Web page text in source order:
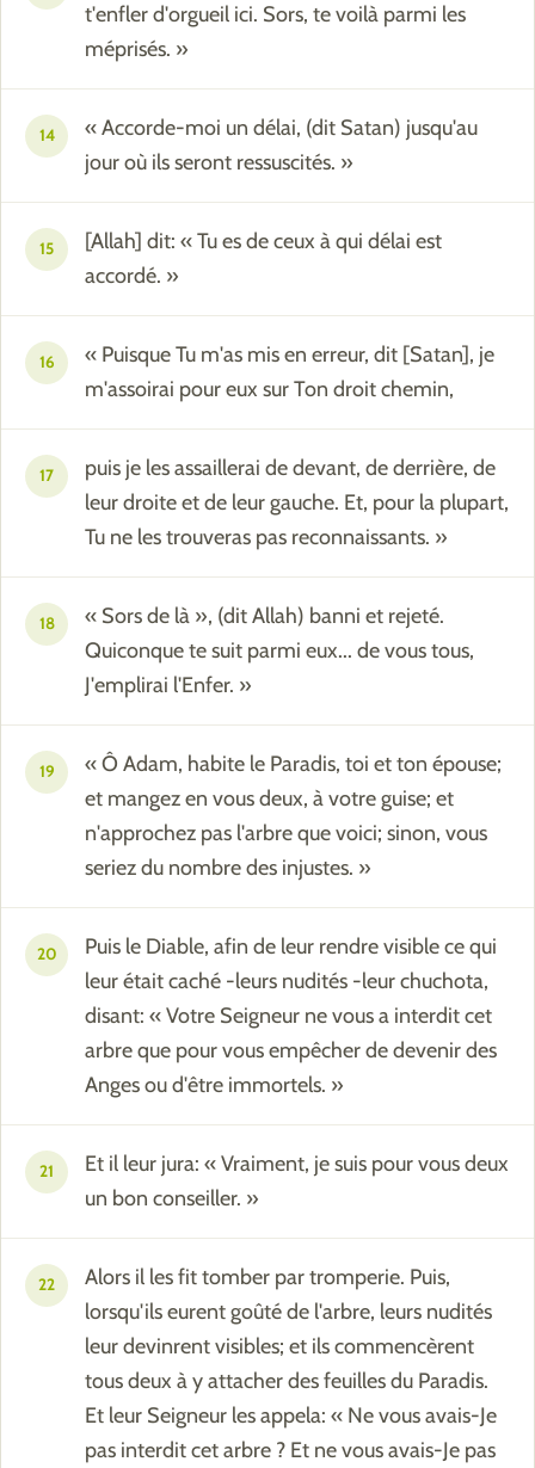
t'enfler d'orgueil ici. Sors, te voilà parmi les
méprisés. »
14
« Accorde-moi un délai, (dit Satan) jusqu'au
jour où ils seront ressuscités. »
15
[Allah] dit: « Tu es de ceux à qui délai est
accordé. »
16
« Puisque Tu m'as mis en erreur, dit [Satan], je
m'assoirai pour eux sur Ton droit chemin,
17
puis je les assaillerai de devant, de derrière, de
leur droite et de leur gauche. Et, pour la plupart,
Tu ne les trouveras pas reconnaissants. »
18
« Sors de là », (dit Allah) banni et rejeté.
Quiconque te suit parmi eux... de vous tous,
J'emplirai l'Enfer. »
19
« Ô Adam, habite le Paradis, toi et ton épouse;
et mangez en vous deux, à votre guise; et
n'approchez pas l'arbre que voici; sinon, vous
seriez du nombre des injustes. »
20
Puis le Diable, afin de leur rendre visible ce qui
leur était caché -leurs nudités -leur chuchota,
disant: « Votre Seigneur ne vous a interdit cet
arbre que pour vous empêcher de devenir des
Anges ou d'être immortels. »
21
Et il leur jura: « Vraiment, je suis pour vous deux
un bon conseiller. »
22
Alors il les fit tomber par tromperie. Puis,
lorsqu'ils eurent goûté de l'arbre, leurs nudités
leur devinrent visibles; et ils commencèrent
tous deux à y attacher des feuilles du Paradis.
Et leur Seigneur les appela: « Ne vous avais-Je
pas interdit cet arbre ? Et ne vous avais-Je pas